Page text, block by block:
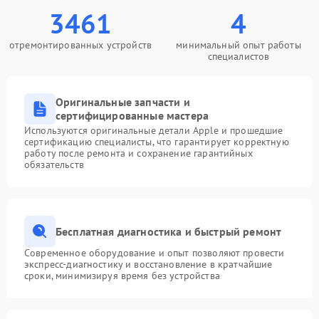
3461
отремонтированных устройств
4
минимальный опыт работы
специалистов
Оригинальные запчасти и
сертифицированные мастера
Используются оригинальные детали Apple и прошедшие
сертификацию специалисты, что гарантирует корректную
работу после ремонта и сохранение гарантийных
обязательств
Бесплатная диагностика и быстрый ремонт
Современное оборудование и опыт позволяют провести
экспресс-диагностику и восстановление в кратчайшие
сроки, минимизируя время без устройства